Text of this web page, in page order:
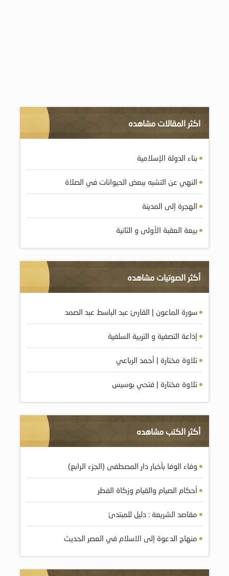
اكثر المقالات مشاهده
بناء الدولة الإسلامية
النهي عن التشبه ببعض الحيوانات في الصلاة
الهجرة إلى المدينة
بيعة العقبة الأولى و الثانية
أكثر الصوتيات مشاهده
سورة الماعون | القارئ عبد الباسط عبد الصمد
إذاعة التصفية و التربية السلفية
تلاوة مختارة | أحمد الرباعي
تلاوة مختارة | فتحي بوسيس
أكثر الكتب مشاهده
وفاء الوفا بأخبار دار المصطفى (الجزء الرابع)
أحكام الصيام والقيام وزكاة الفطر
مقاصد الشريعة : دليل للمبتدئ
منهاج الدعوة إلى الاسلام في العصر الحديث